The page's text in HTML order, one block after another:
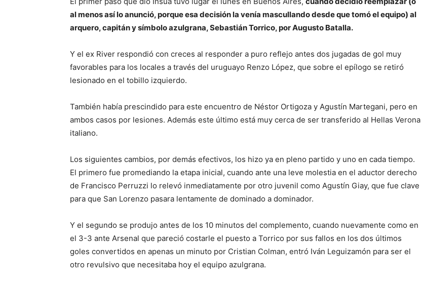
al menos así lo anunció, porque esa decisión la venía mascullando desde que tomó el equipo) al
arquero, capitán y símbolo azulgrana, Sebastián Torrico, por Augusto Batalla.
Y el ex River respondió con creces al responder a puro reflejo antes dos jugadas de gol muy
favorables para los locales a través del uruguayo Renzo López, que sobre el epílogo se retiró
lesionado en el tobillo izquierdo.
También había prescindido para este encuentro de Néstor Ortigoza y Agustín Martegani, pero en
ambos casos por lesiones. Además este último está muy cerca de ser transferido al Hellas Verona
italiano.
Los siguientes cambios, por demás efectivos, los hizo ya en pleno partido y uno en cada tiempo.
El primero fue promediando la etapa inicial, cuando ante una leve molestia en el aductor derecho
de Francisco Perruzzi lo relevó inmediatamente por otro juvenil como Agustín Giay, que fue clave
para que San Lorenzo pasara lentamente de dominado a dominador.
Y el segundo se produjo antes de los 10 minutos del complemento, cuando nuevamente como en
el 3-3 ante Arsenal que pareció costarle el puesto a Torrico por sus fallos en los dos últimos
goles convertidos en apenas un minuto por Cristian Colman, entró Iván Leguizamón para ser el
otro revulsivo que necesitaba hoy el equipo azulgrana.